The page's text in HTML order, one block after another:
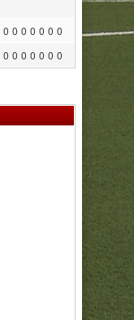
0 0 0 0 0 0 0
0 0 0 0 0 0 0